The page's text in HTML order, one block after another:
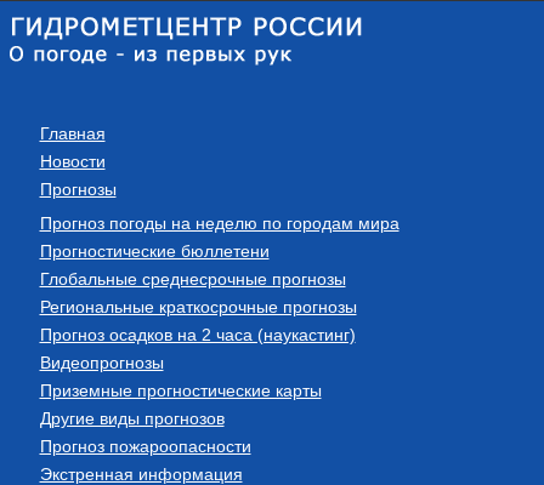
Главная
Новости
Прогнозы
Прогноз погоды на неделю по городам мира
Прогностические бюллетени
Глобальные среднесрочные прогнозы
Региональные краткосрочные прогнозы
Прогноз осадков на 2 часа (наукастинг)
Видеопрогнозы
Приземные прогностические карты
Другие виды прогнозов
Прогноз пожароопасности
Экстренная информация